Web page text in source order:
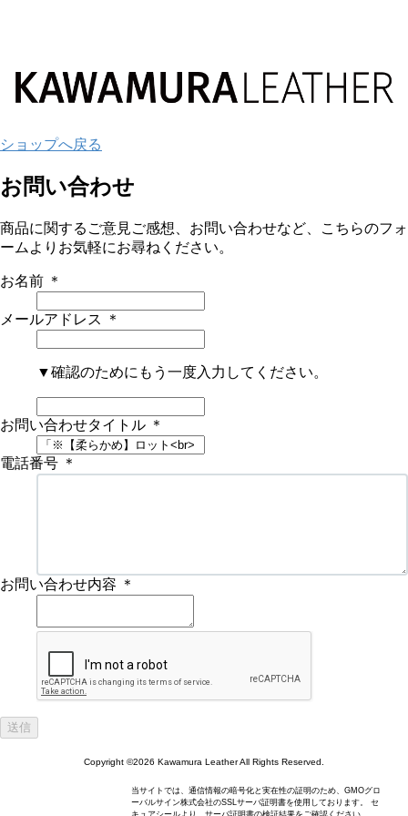
ショップへ戻る
お問い合わせ
商品に関するご意見ご感想、お問い合わせなど、こちらのフォ
ームよりお気軽にお尋ねください。
お名前 ＊
メールアドレス ＊
▼確認のためにもう一度入力してください。
お問い合わせタイトル ＊
電話番号 ＊
お問い合わせ内容 ＊
Copyright ©2026 Kawamura Leather All Rights Reserved.
当サイトでは、通信情報の暗号化と実在性の証明のため、GMOグロ
ーバルサイン株式会社のSSLサーバ証明書を使用しております。 セ